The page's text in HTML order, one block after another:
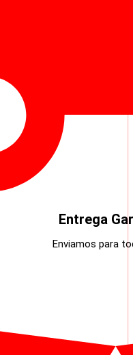
Entrega
Enviamos para